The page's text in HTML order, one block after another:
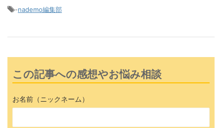
-nademo編集部
この記事への感想やお悩み相談
お名前（ニックネーム）